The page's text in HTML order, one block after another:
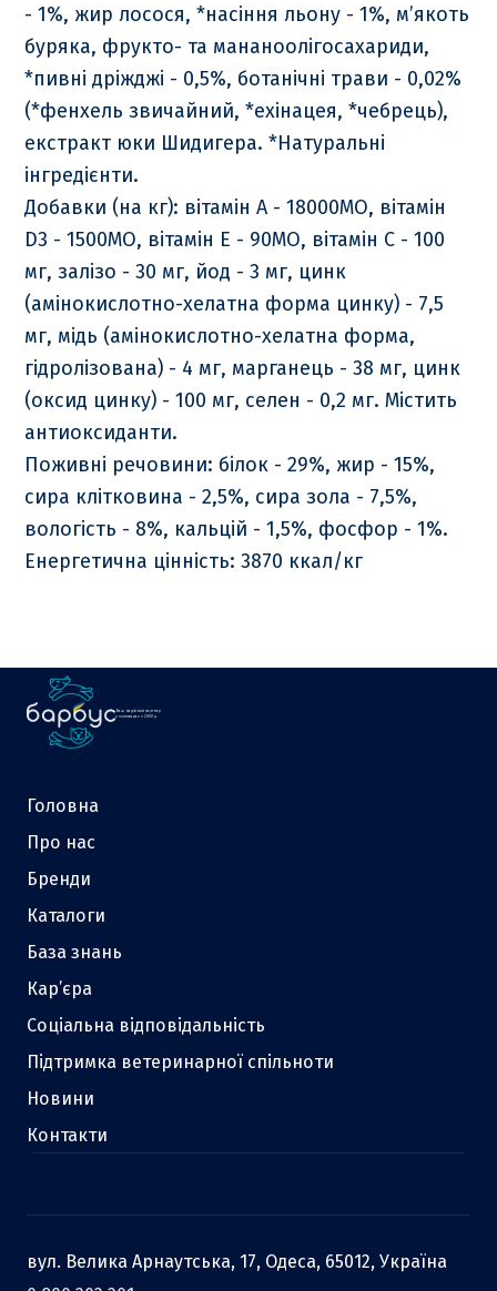
- 1%, жир лосося, *насіння льону - 1%, м’якоть
буряка, фрукто- та мананоолігосахариди,
*пивні дріжджі - 0,5%, ботанічні трави - 0,02%
(*фенхель звичайний, *ехінацея, *чебрець),
екстракт юки Шидигера. *Натуральні
інгредієнти.
Добавки (на кг): вітамін А - 18000МО, вітамін
D3 - 1500МО, вітамін Е - 90МО, вітамін С - 100
мг, залізо - 30 мг, йод - 3 мг, цинк
(амінокислотно-хелатна форма цинку) - 7,5
мг, мідь (амінокислотно-хелатна форма,
гідролізована) - 4 мг, марганець - 38 мг, цинк
(оксид цинку) - 100 мг, селен - 0,2 мг. Містить
антиоксиданти.
Поживні речовини: білок - 29%, жир - 15%,
сира клітковина - 2,5%, сира зола - 7,5%,
вологість - 8%, кальцій - 1,5%, фосфор - 1%.
Енергетична цінність: 3870 ккал/кг
Ваш надійний партнер
у зоотоварах з 2000 р.
Головна
Про нас
Бренди
Каталоги
База знань
Кар’єра
Соціальна відповідальність
Підтримка ветеринарної спільноти
Новини
Контакти
вул. Велика Арнаутська, 17, Одеса, 65012, Україна